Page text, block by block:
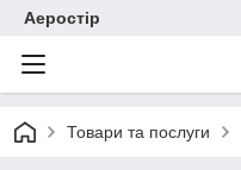
Аеростір
Товари та послуги